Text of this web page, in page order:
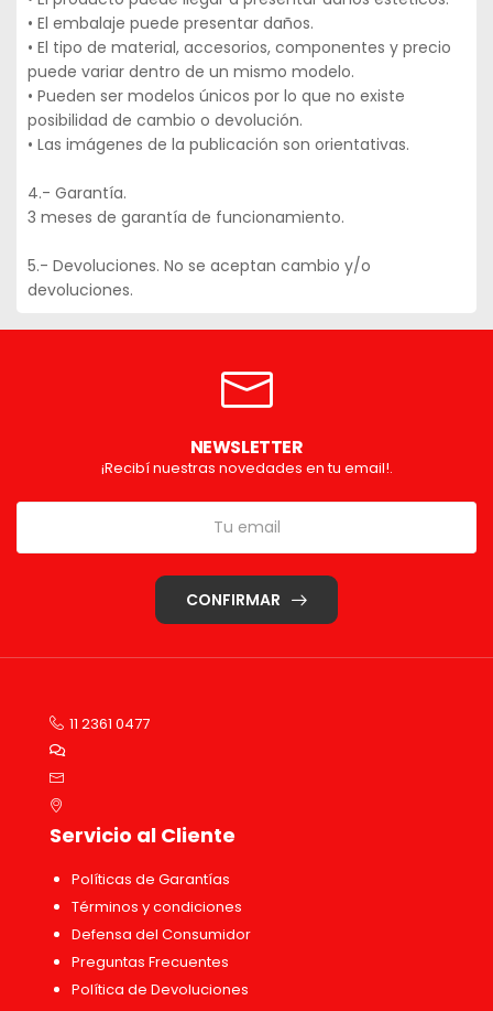
• El embalaje puede presentar daños.
• El tipo de material, accesorios, componentes y precio
puede variar dentro de un mismo modelo.
• Pueden ser modelos únicos por lo que no existe
posibilidad de cambio o devolución.
• Las imágenes de la publicación son orientativas.
4.- Garantía.
3 meses de garantía de funcionamiento.
5.- Devoluciones. No se aceptan cambio y/o
devoluciones.
NEWSLETTER
¡Recibí nuestras novedades en tu email!.
CONFIRMAR
11 2361 0477
Servicio al Cliente
Políticas de Garantías
Términos y condiciones
Defensa del Consumidor
Preguntas Frecuentes
Política de Devoluciones